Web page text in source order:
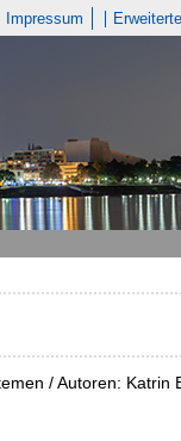
Impressum
/ Autoren: Katrin